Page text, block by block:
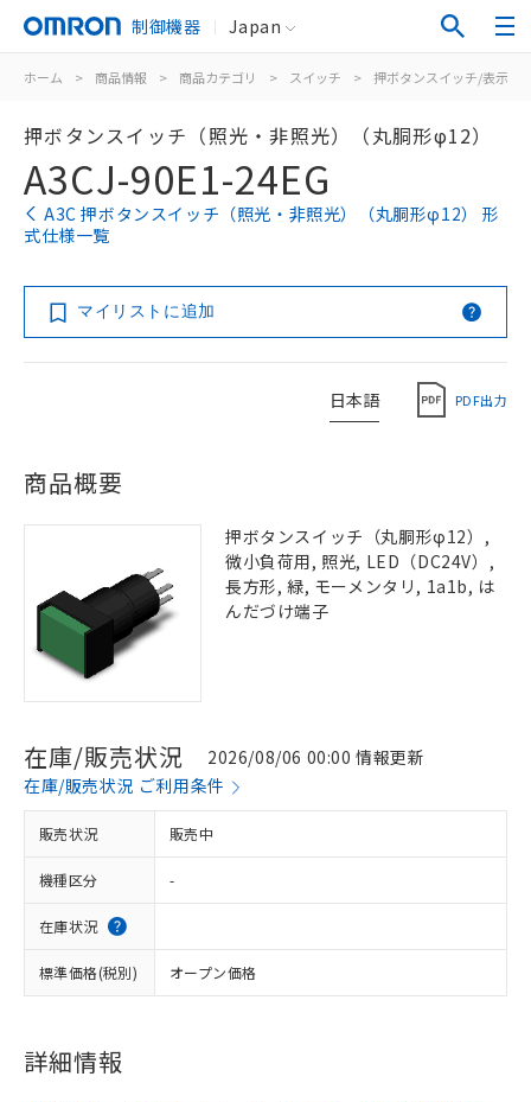
制御機器 Japan
ホーム > 商品情報 > 商品カテゴリ > スイッチ > 押ボタンスイッチ/表示灯
押ボタンスイッチ（照光・非照光）（丸胴形φ12）
A3CJ-90E1-24EG
A3C 押ボタンスイッチ（照光・非照光）（丸胴形φ12） 形
式仕様一覧
マイリストに追加
日本語 PDF出力
商品概要
押ボタンスイッチ（丸胴形φ12）,
微小負荷用, 照光, LED（DC24V）,
長方形, 緑, モーメンタリ, 1a1b, は
んだづけ端子
在庫/販売状況
2026/08/06 00:00 情報更新
在庫/販売状況 ご利用条件
販売状況 販売中
機種区分 -
在庫状況
標準価格(税別) オープン価格
詳細情報